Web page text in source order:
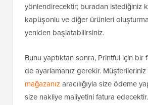
yönlendirecektir; buradan istediğiniz
kapüşonlu ve diğer ürünleri
yeniden başlatabilirsiniz.
Bunu yaptıktan sonra, Printful için bir
de ayarlamanız gerekir.
mağazanızaracılığıyla size ödeme
size nakliye maliyetini fatura edecektir.